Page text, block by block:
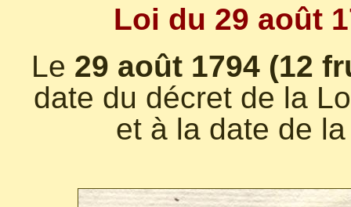
Loi du 29 août
Le 29 août 1794 (12
date du décret de la
et à la date de